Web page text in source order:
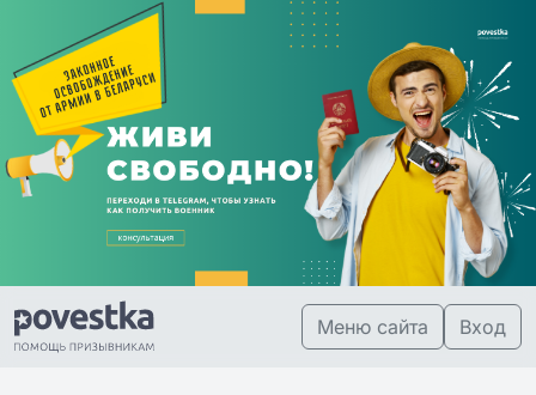
Меню сайта Вход